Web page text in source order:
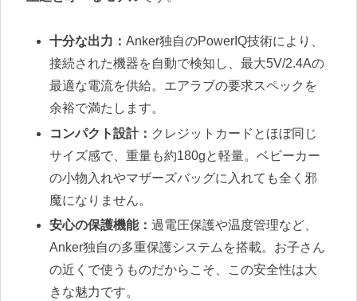
十分な出力：Anker独自のPowerIQ技術により、
接続された機器を自動で検知し、最大5V/2.4Aの
最適な電流を供給。エアラブの要求スペックを
余裕で満たします。
コンパクト設計： クレジットカードとほぼ同じ
サイズ感で、重量も約180gと軽量。ベビーカー
の小物入れやマザーズバッグに入れても全く邪
魔になりません。
安心の保護機能：過電圧保護や温度管理など、
Anker独自の多重保護システムを搭載。お子さん
の近くで使うものだからこそ、この安全性は大
きな魅力です。